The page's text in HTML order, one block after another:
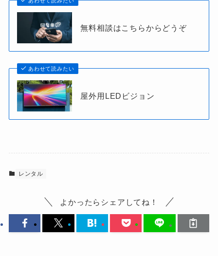
無料相談はこちらからどうぞ
あわせて読みたい
屋外用LEDビジョン
レンタル
よかったらシェアしてね！